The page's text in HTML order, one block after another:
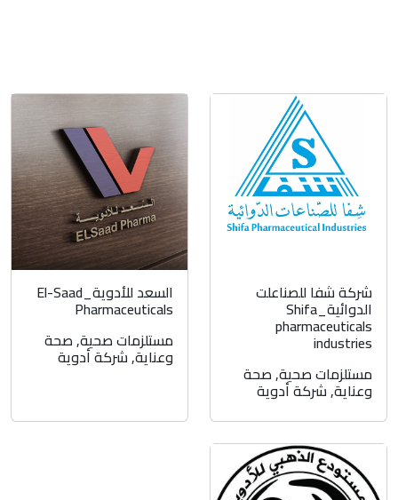
شركة شفا للصناعلت
الدوائية_Shifa
pharmaceuticals
industries
مستلزمات صحية,صحة
وعناية,شركة أدوية
السعد للأدوية_El-Saad
Pharmaceuticals
مستلزمات صحية,صحة
وعناية,شركة أدوية